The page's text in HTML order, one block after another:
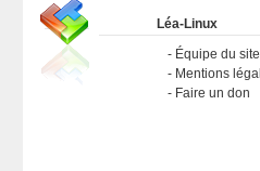
Léa-Linux
Équipe du site
Mentions
Faire un don